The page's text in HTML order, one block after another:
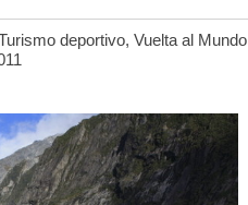
deportivo, Vuelta al Mundo